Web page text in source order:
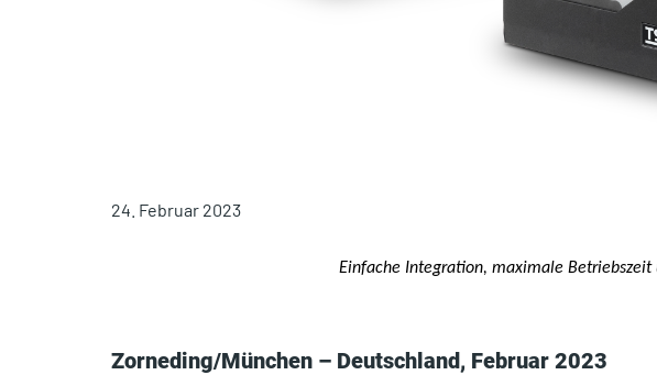
24. Februar 2023
Einfache Integration, maximale Betriebszeit
Zorneding/München – Deutschland, Februar 2023